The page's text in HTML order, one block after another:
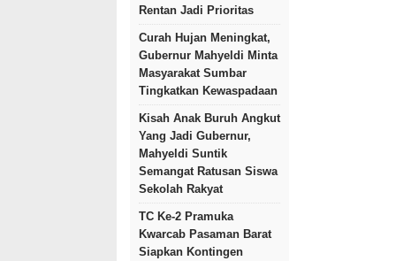
Rentan Jadi Prioritas
Curah Hujan Meningkat,
Gubernur Mahyeldi Minta
Masyarakat Sumbar
Tingkatkan Kewaspadaan
Kisah Anak Buruh Angkut
Yang Jadi Gubernur,
Mahyeldi Suntik
Semangat Ratusan Siswa
Sekolah Rakyat
TC Ke-2 Pramuka
Kwarcab Pasaman Barat
Siapkan Kontingen